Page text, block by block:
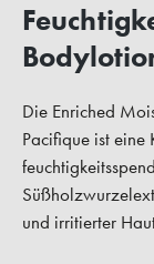
Die Enriched
Pacifique ist
und irritierter